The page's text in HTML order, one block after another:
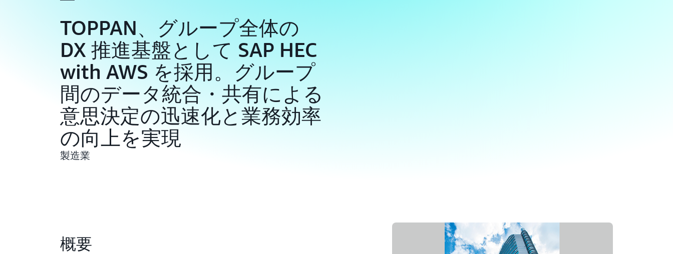
TOPPAN、グループ全体の
DX 推進基盤として SAP HEC
with AWS を採用。グループ
間のデータ統合・共有による
意思決定の迅速化と業務効率
の向上を実現
製造業
概要